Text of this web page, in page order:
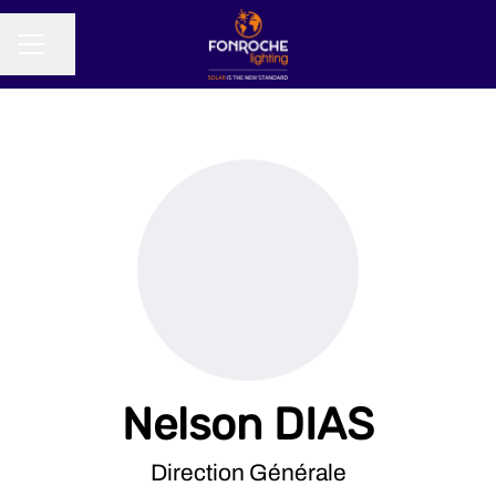
Nelson DIAS
Direction Générale